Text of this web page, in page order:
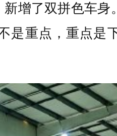
增了双拼色车身
是重点，重点是